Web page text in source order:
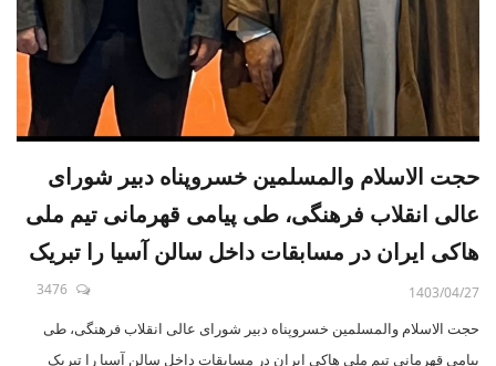
حجت الاسلام والمسلمین خسروپناه دبیر شورای
عالی انقلاب فرهنگی، طی پیامی قهرمانی تیم ملی
هاکی ایران در مسابقات داخل سالن آسیا را تبریک
گفت.
1403/04/27
3476
حجت الاسلام والمسلمین خسروپناه دبیر شورای عالی انقلاب فرهنگی، طی
پیامی قهرمانی تیم ملی هاکی ایران در مسابقات داخل سالن آسیا را تبریک